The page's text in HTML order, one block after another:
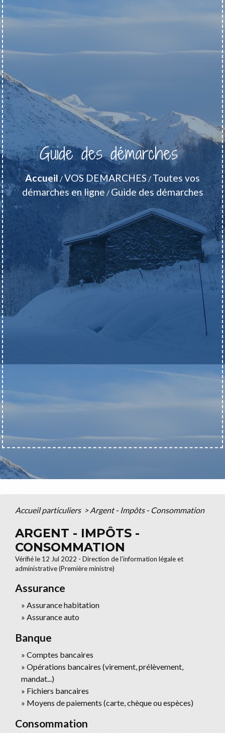
Guide des démarches
Accueil /VOS DEMARCHES / Toutes vos
démarches en ligne / Guide des démarches
Accueil particuliers > Argent - Impôts - Consommation
ARGENT - IMPÔTS -
CONSOMMATION
Vérifié le 12 Jul 2022 - Direction de l'information légale et
administrative (Première ministre)
Assurance
Assurance habitation
Assurance auto
Banque
Comptes bancaires
Opérations bancaires (virement, prélèvement,
mandat...)
Fichiers bancaires
Moyens de paiements (carte, chèque ou espèces)
Consommation